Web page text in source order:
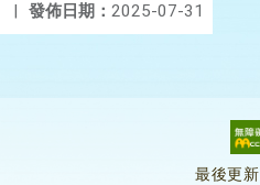
發佈日期： 2025-07-31
|
最後更新